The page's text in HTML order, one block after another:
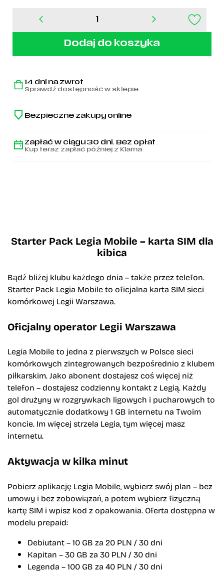
Starter
Dodaj do koszyka
14 dni na zwrot
Sprawdź dostępność w sklepie
Bezpieczne zakupy online
Zapłać w ciągu 30 dni. Bez opłat
Kup teraz zapłać później z Klarna
Starter Pack Legia Mobile – karta SIM dla
kibica
Bądź bliżej klubu każdego dnia – także przez telefon.
Starter Pack Legia Mobile to oficjalna karta SIM sieci
komórkowej Legii Warszawa.
Oficjalny operator Legii Warszawa
Legia Mobile to jedna z pierwszych w Polsce sieci
komórkowych zintegrowanych bezpośrednio z klubem
piłkarskim. Jako abonent dostajesz coś więcej niż
telefon – dostajesz codzienny kontakt z Legią. Każdy
gol drużyny w rozgrywkach ligowych i pucharowych to
automatycznie dodatkowy 1 GB internetu na Twoim
koncie. Im więcej strzela Legia, tym więcej masz
internetu.
Aktywacja w kilka minut
Pobierz aplikację Legia Mobile, wybierz swój plan – bez
umowy i bez zobowiązań, a potem wybierz fizyczną
kartę SIM i wpisz kod z opakowania. Oferta dostępna w
modelu prepaid:
Debiutant – 10 GB za 20 PLN / 30 dni
Kapitan – 30 GB za 30 PLN / 30 dni
Legenda – 100 GB za 40 PLN / 30 dni